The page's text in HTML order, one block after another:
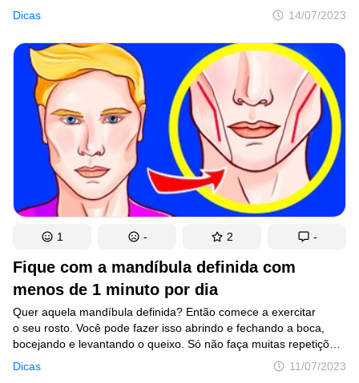
Dicas 14/07/2023
exercícios que podem ajudar a resolver esse problema de graça,
e uma determinada cor de roupa aumentará o efeito!Qualquer
treino adequado começa com um bom aquecimento.
Lentamente, vire a cabeça para o lado o máximo que puder
e mantenha por cinco segundos. Faça três repetições para cada
lado.
Fique com a mandíbula definida com
menos de 1 minuto por dia
Dicas 11/07/2023
Quer aquela mandíbula definida? Então comece a exercitar
o seu rosto. Você pode fazer isso abrindo e fechando a boca,
bocejando e levantando o queixo. Só não faça muitas repetições
de uma vez. Outro exercício ótimo é dizer as vogais. Mas isso
só funciona se você realmente exagerar nos sons e movimentar
1 - 2 -